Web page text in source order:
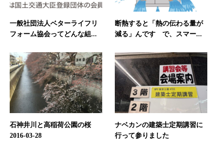
一般社団法人ベターライフリ
フォーム協会ってどんな組...
断熱すると「熱の伝わる量が
減る」んです で、スマー...
石神井川と高稲荷公園の桜
2016-03-28
ナベカンの建築士定期講習に
行って参りました